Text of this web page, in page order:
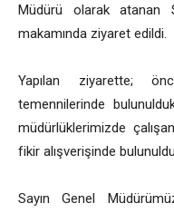
Müdürü olarak atanan
makamında ziyaret edildi.
Yapılan ziyarette;
temennilerinde
müdürlüklerimizde
fikir alışverişinde
Sayın Genel